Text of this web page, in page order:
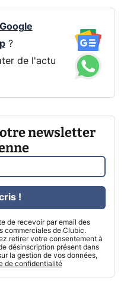
Google
?
de l'actu
newsletter
de recevoir par email des
commerciales de Clubic.
retirer votre consentement à
désinscription présent dans
la gestion de vos données,
de confidentialité
!